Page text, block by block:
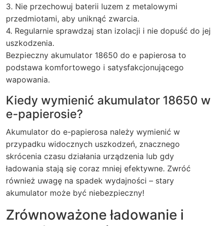
3. Nie przechowuj baterii luzem z metalowymi
przedmiotami, aby uniknąć zwarcia.
4. Regularnie sprawdzaj stan izolacji i nie dopuść do jej
uszkodzenia.
Bezpieczny akumulator 18650 do e papierosa to
podstawa komfortowego i satysfakcjonującego
wapowania.
Kiedy wymienić akumulator 18650 w
e-papierosie?
Akumulator do e-papierosa należy wymienić w
przypadku widocznych uszkodzeń, znacznego
skrócenia czasu działania urządzenia lub gdy
ładowania stają się coraz mniej efektywne. Zwróć
również uwagę na spadek wydajności – stary
akumulator może być niebezpieczny!
Zrównoważone ładowanie i